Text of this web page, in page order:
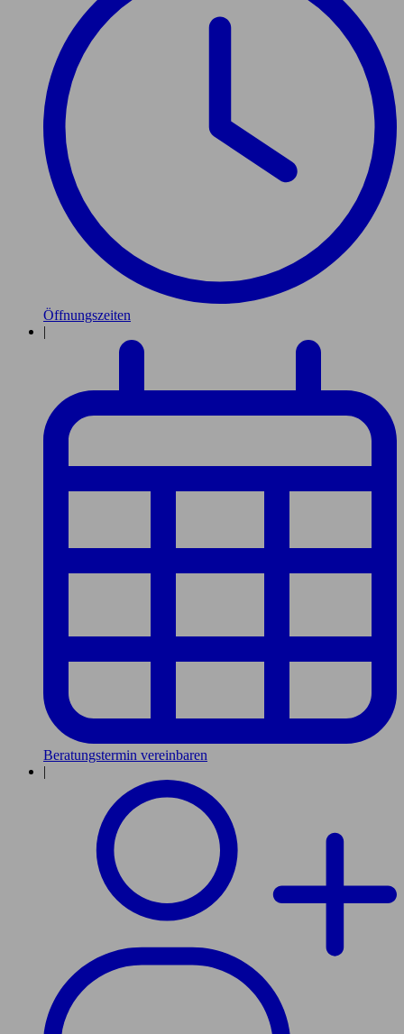
Öffnungszeiten
|
Beratungstermin vereinbaren
|